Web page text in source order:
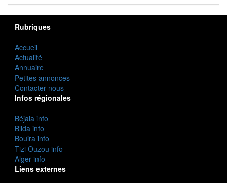
Rubriques
Accueil
Actualité
Annuaire
Petites annonces
Contacter nous
Infos régionales
Béjaia info
Blida info
Bouira info
Tizi Ouzou info
Alger info
Liens externes